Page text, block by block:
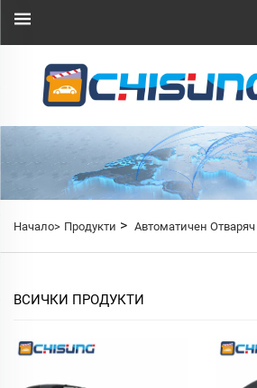
Начало> Продукти > Автоматичен
ВСИЧКИ ПРОДУКТИ